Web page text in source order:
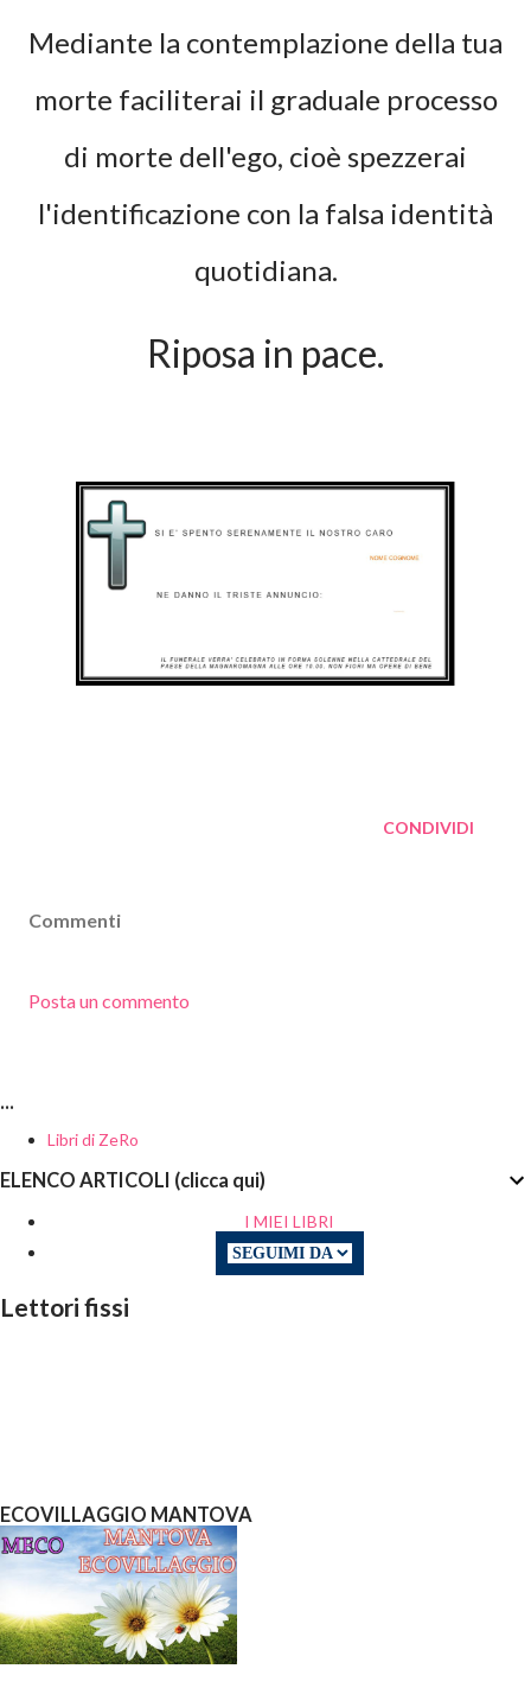
Mediante la contemplazione della tua
morte faciliterai il graduale processo
di morte dell'ego, cioè spezzerai
l'identificazione con la falsa identità
quotidiana.
Riposa in pace.
CONDIVIDI
Commenti
Posta un commento
...
Libri di ZeRo
ELENCO ARTICOLI (clicca qui)
I MIEI LIBRI
Lettori fissi
ECOVILLAGGIO MANTOVA